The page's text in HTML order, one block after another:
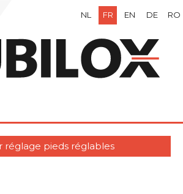
NL FR EN DE RO
réglage pieds réglables